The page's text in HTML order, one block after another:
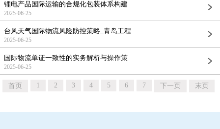
锂电产品国际运输的合规化包装体系构建
2025-06-25
台风天气国际物流风险防控策略_青岛工程
2025-06-25
国际物流单证一致性的实务解析与操作策
2025-06-25
首页 1 2 3 4 5 6 7 下一页 末页